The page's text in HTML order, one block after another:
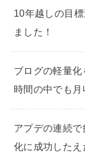
10年越しの目
ました！
ブログの軽量
時間の中でも月
アプデの連続
化に成功したえ